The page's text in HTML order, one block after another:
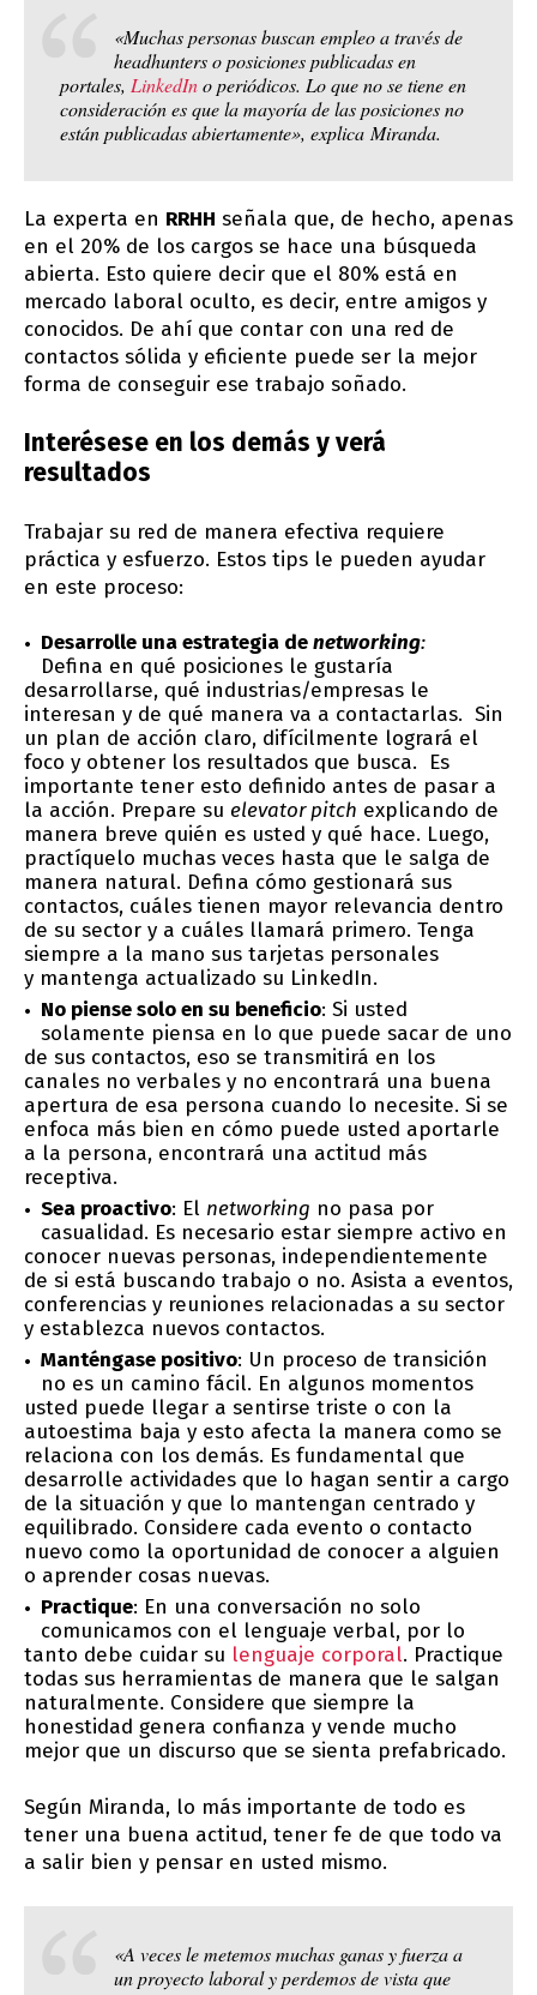
«Muchas personas buscan empleo a través de
headhunters o posiciones publicadas en
portales, LinkedIno periódicos. Lo que no se tiene en
consideración es que la mayoría de las posiciones no
están publicadas abiertamente», explica Miranda.
La experta en RRHH señala que, de hecho, apenas
en el 20% de los cargos se hace una búsqueda
abierta. Esto quiere decir que el 80% está en
mercado laboral oculto, es decir, entre amigos y
conocidos. De ahí que contar con una red de
contactos sólida y eficiente puede ser la mejor
forma de conseguir ese trabajo soñado.
Interésese en los demás y verá
resultados
Trabajar su red de manera efectiva requiere
práctica y esfuerzo. Estos tips le pueden ayudar
en este proceso:
Desarrolle una estrategia denetworking:
Defina en qué posiciones le gustaría
desarrollarse, qué industrias/empresas le
interesan y de qué manera va a contactarlas. Sin
un plan de acción claro, difícilmente logrará el
foco y obtener los resultados que busca. Es
importante tener esto definido antes de pasar a
la acción. Prepare su elevator pitch explicando de
manera breve quién es usted y qué hace. Luego,
practíquelo muchas veces hasta que le salga de
manera natural. Defina cómo gestionará sus
contactos, cuáles tienen mayor relevancia dentro
de su sector y a cuáles llamará primero. Tenga
siempre a la mano sus tarjetas personales
y mantenga actualizado su LinkedIn.
No piense solo en su beneficio: Si usted
solamente piensa en lo que puede sacar de uno
de sus contactos, eso se transmitirá en los
canales no verbales y no encontrará una buena
apertura de esa persona cuando lo necesite. Si se
enfoca más bien en cómo puede usted aportarle
a la persona, encontrará una actitud más
receptiva.
Sea proactivo: El networking no pasa por
casualidad. Es necesario estar siempre activo en
conocer nuevas personas, independientemente
de si está buscando trabajo o no. Asista a eventos,
conferencias y reuniones relacionadas a su sector
y establezca nuevos contactos.
Manténgase positivo: Un proceso de transición
no es un camino fácil. En algunos momentos
usted puede llegar a sentirse triste o con la
autoestima baja y esto afecta la manera como se
relaciona con los demás. Es fundamental que
desarrolle actividades que lo hagan sentir a cargo
de la situación y que lo mantengan centrado y
equilibrado. Considere cada evento o contacto
nuevo como la oportunidad de conocer a alguien
o aprender cosas nuevas.
Practique: En una conversación no solo
comunicamos con el lenguaje verbal, por lo
tanto debe cuidar su lenguaje corporal. Practique
todas sus herramientas de manera que le salgan
naturalmente. Considere que siempre la
honestidad genera confianza y vende mucho
mejor que un discurso que se sienta prefabricado.
Según Miranda, lo más importante de todo es
tener una buena actitud, tener fe de que todo va
a salir bien y pensar en usted mismo.
«A veces le metemos muchas ganas y fuerza a
un proyecto laboral y perdemos de vista que